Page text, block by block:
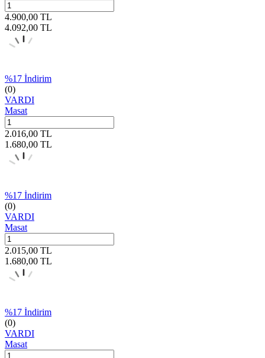
4.900,00 TL
4.092,00 TL
%17 İndirim
(0)
VARDI
Masat
2.016,00 TL
1.680,00 TL
%17 İndirim
(0)
VARDI
Masat
2.015,00 TL
1.680,00 TL
%17 İndirim
(0)
VARDI
Masat